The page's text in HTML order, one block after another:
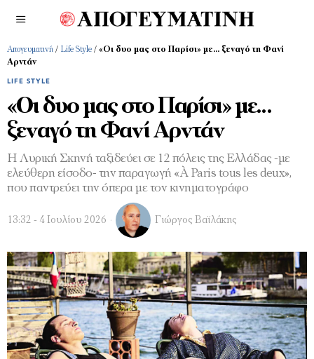
Απογευματινή / Life Style / «Οι δυο μας στο Παρίσι» με… ξεναγό τη Φανί
Αρντάν
LIFE STYLE
«Οι δυο μας στο Παρίσι» με…
ξεναγό τη Φανί Αρντάν
Η Λυρική Σκηνή ταξιδεύει σε 12 πόλεις της Ελλάδας -με
ελεύθερη είσοδο- την παραγωγή «À Paris tous les deux»,
που παντρεύει την όπερα με τον κινηματογράφο
13:32 - 4 Ιουλίου 2026 Γιώργος Βαϊλάκης